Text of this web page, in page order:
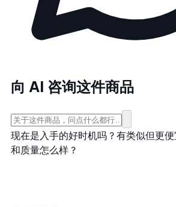
向 AI 咨询这件商品
现在是入手的好时机吗？ 有类似但更便
和质量怎么样？